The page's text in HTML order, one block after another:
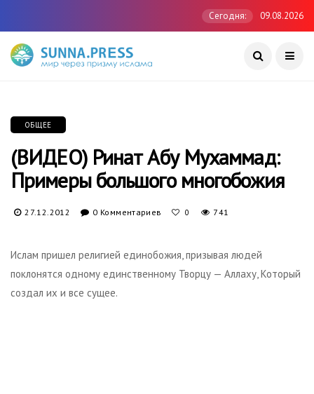
Сегодня: 09.08.2026
ОБЩЕЕ
(ВИДЕО) Ринат Абу Мухаммад:
Примеры большого многобожия
27.12.2012 0 Комментариев 0 741
Ислам пришел религией единобожия, призывая людей
поклонятся одному единственному Творцу — Аллаху, Который
создал их и все сущее.